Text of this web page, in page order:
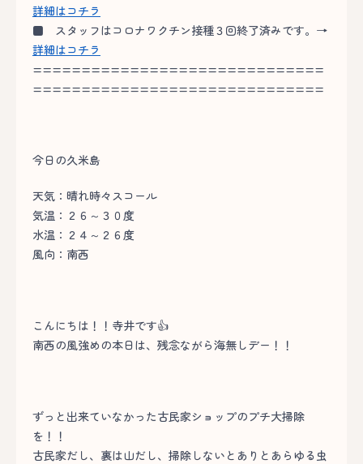
詳細はコチラ
■ スタッフはコロナワクチン接種３回終了済みです。→
詳細はコチラ
==============================
==============================
今日の久米島
天気：晴れ時々スコール
気温：２６～３０度
水温：２４～２６度
風向：南西
こんにちは！！寺井です👍
南西の風強めの本日は、残念ながら海無しデー！！
ずっと出来ていなかった古民家ショップのプチ大掃除
を！！
古民家だし、裏は山だし、掃除しないとありとあらゆる虫